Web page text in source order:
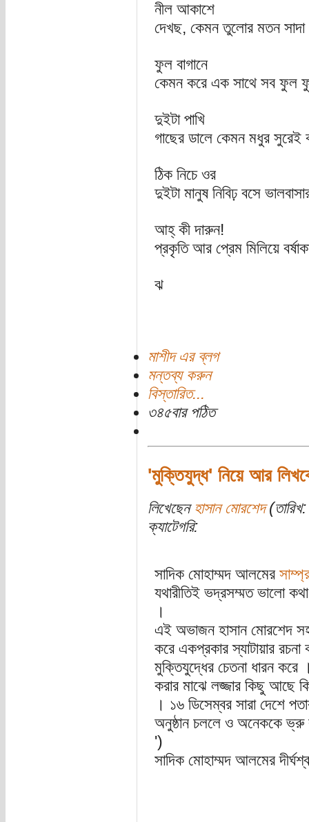
নীল আকাশে
দেখছ, কেমন তুলোর মতন সাদা
ফুল বাগানে
কেমন করে এক সাথে সব ফুল
দুইটা পাখি
গাছের ডালে কেমন মধুর সুরেই
ঠিক নিচে ওর
দুইটা মানুষ নিবিঢ় বসে
আহ্ কী দারুন!
প্রকৃতি আর প্রেম মিলিয়ে
ঝ
মাশীদ এর ব্লগ
মন্তব্য করুন
বিস্তারিত...
৩৪৫বার পঠিত
'মুক্তিযুদ্ধ' নিয়ে আর
লিখেছেন হাসান মোরশেদ
ক্যাটেগরি:
সাদিক মোহাম্মদ আলমের
যথারীতিই ভদ্রসম্মত ভালো
।
এই অভাজন হাসান মোরশেদ
করে একপ্রকার স্যাটায়ার
মুক্তিযুদ্ধের চেতনা ধারন করে
করার মাঝে লজ্জার কিছু আছে
। ১৬ ডিসেম্বর সারা দেশে
অনুষ্ঠান চললে ও অনেককে ভ্রু
')
সাদিক মোহাম্মদ আলমের